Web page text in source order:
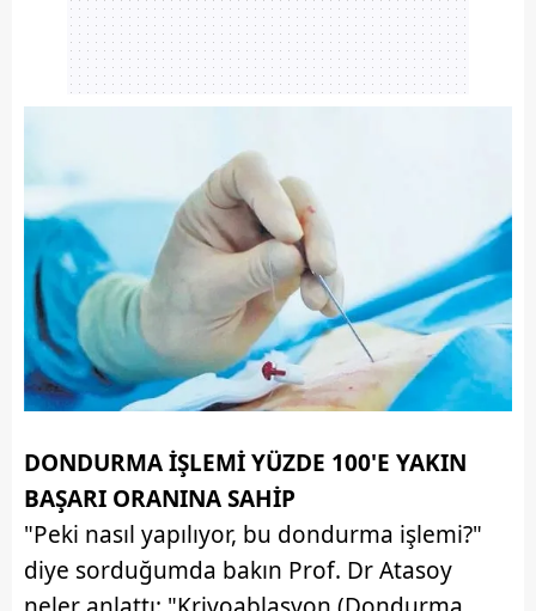
DONDURMA İŞLEMİ YÜZDE 100'E YAKIN
BAŞARI ORANINA SAHİP
"Peki nasıl yapılıyor, bu dondurma işlemi?"
diye sorduğumda bakın Prof. Dr Atasoy